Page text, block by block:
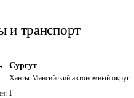
транспорт
Сургут
Ханты-Мансийский автономный округ
1